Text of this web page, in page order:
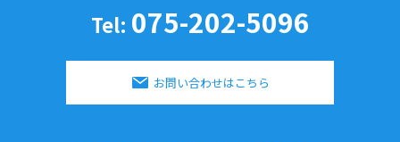
Tel: 075-202-5096
お問い合わせはこちら